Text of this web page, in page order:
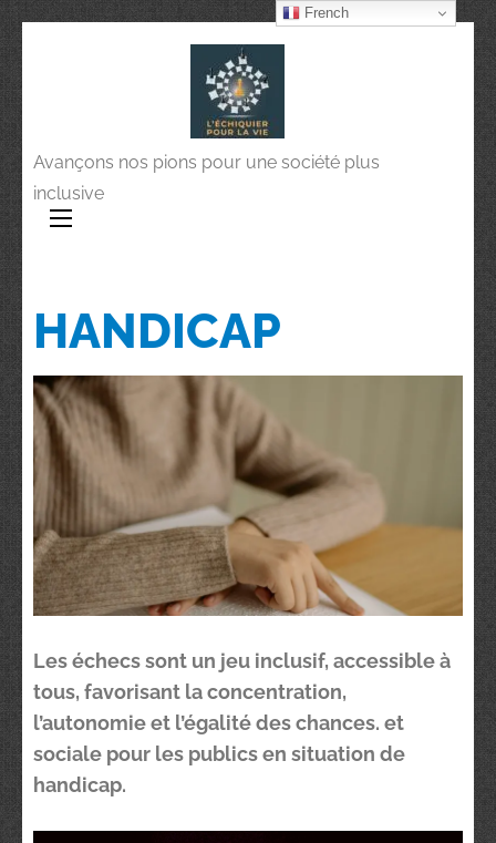
Avançons nos pions pour une société plus
inclusive
HANDICAP
Les échecs sont un jeu inclusif, accessible à
tous, favorisant la concentration,
l’autonomie et l’égalité des chances. et
sociale pour les publics en situation de
handicap.
French